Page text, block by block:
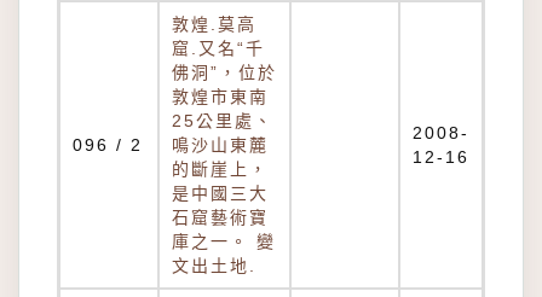
096 / 2
敦煌.莫高
窟.又名“千
佛洞”，位於
敦煌市東南
25公里處、
鳴沙山東麓
的斷崖上，
是中國三大
石窟藝術寶
庫之一。 變
文出土地.
2008-
12-16